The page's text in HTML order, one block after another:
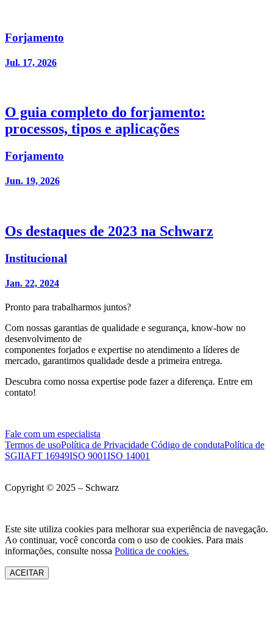
Forjamento
Jul. 17, 2026
O guia completo do forjamento:
processos, tipos e aplicações
Forjamento
Jun. 19, 2026
Os destaques de 2023 na Schwarz
Institucional
Jan. 22, 2024
Pronto para trabalharmos juntos?
Com nossas garantias de qualidade e segurança, know-how no
desenvolvimento de
componentes forjados e expertise no atendimento a líderes de
mercado, garantimos qualidade desde a primeira entrega.
Descubra como nossa expertise pode fazer a diferença. Entre em
contato!
Fale com um especialista
Termos de usoPolítica de Privacidade Código de condutaPolítica de
SGIIAFT 16949ISO 9001ISO 14001
Copyright © 2025 – Schwarz
Este site utiliza cookies para melhorar sua experiência de navegação.
Ao continuar, você concorda com o uso de cookies. Para mais
informações, consulte nossa Politica de cookies.
ACEITAR